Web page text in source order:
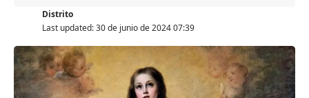
Last updated: 30 de junio de 2024 07:39
Distrito